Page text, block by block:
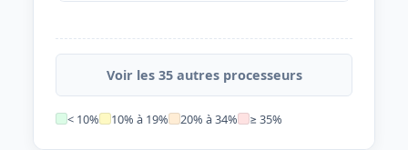
Voir les 35 autres processeurs
< 10% 10% à 19% 20% à 34% ≥ 35%